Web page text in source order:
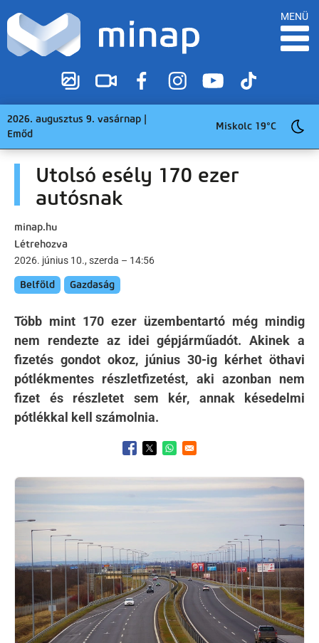
MENÜ
2026. augusztus 9. vasárnap |
Emőd
Miskolc 19°C
Utolsó esély 170 ezer
autósnak
minap.hu
Létrehozva
2026. június 10., szerda – 14:56
Belföld Gazdaság
Több mint 170 ezer üzembentartó még mindig
nem rendezte az idei gépjárműadót. Akinek a
fizetés gondot okoz, június 30-ig kérhet öthavi
pótlékmentes részletfizetést, aki azonban nem
fizet és részletet sem kér, annak késedelmi
pótlékkal kell számolnia.
Opens in a new window
Opens in a new window
Opens in a new window
Kép